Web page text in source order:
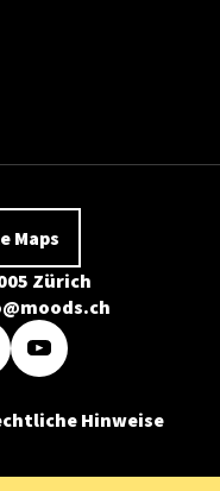
Maps
Zürich
Hinweise